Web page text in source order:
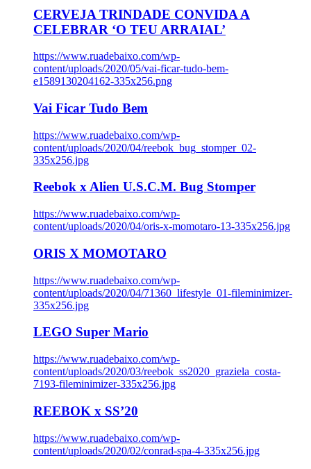
CERVEJA TRINDADE CONVIDA A
CELEBRAR ‘O TEU ARRAIAL’
https://www.ruadebaixo.com/wp-
content/uploads/2020/05/vai-ficar-tudo-bem-
e1589130204162-335x256.png
Vai Ficar Tudo Bem
https://www.ruadebaixo.com/wp-
content/uploads/2020/04/reebok_bug_stomper_02-
335x256.jpg
Reebok x Alien U.S.C.M. Bug Stomper
https://www.ruadebaixo.com/wp-
content/uploads/2020/04/oris-x-momotaro-13-335x256.jpg
ORIS X MOMOTARO
https://www.ruadebaixo.com/wp-
content/uploads/2020/04/71360_lifestyle_01-fileminimizer-
335x256.jpg
LEGO Super Mario
https://www.ruadebaixo.com/wp-
content/uploads/2020/03/reebok_ss2020_graziela_costa-
7193-fileminimizer-335x256.jpg
REEBOK x SS’20
https://www.ruadebaixo.com/wp-
content/uploads/2020/02/conrad-spa-4-335x256.jpg